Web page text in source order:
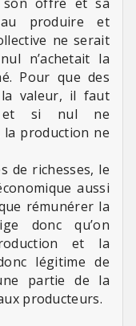
produire et
ne serait
n’achetait la
Pour que des
valeur, il faut
et si nul ne
production ne
de richesses, le
aussi
rémunérer la
donc qu’on
et la
légitime de
partie de la
producteurs.